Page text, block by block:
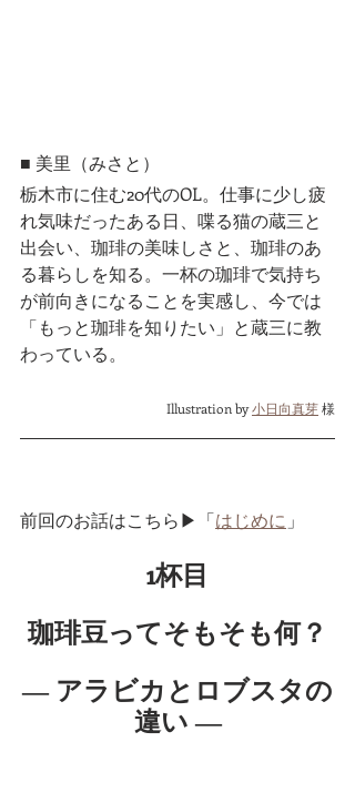
■ 美里（みさと）
栃木市に住む20代のOL。仕事に少し疲
れ気味だったある日、喋る猫の蔵三と
出会い、珈琲の美味しさと、珈琲のあ
る暮らしを知る。一杯の珈琲で気持ち
が前向きになることを実感し、今では
「もっと珈琲を知りたい」と蔵三に教
わっている。
Illustration by小日向真芽 様
前回のお話はこちら▶「はじめに 」
1杯目
珈琲豆ってそもそも何？
― アラビカとロブスタの
違い ―